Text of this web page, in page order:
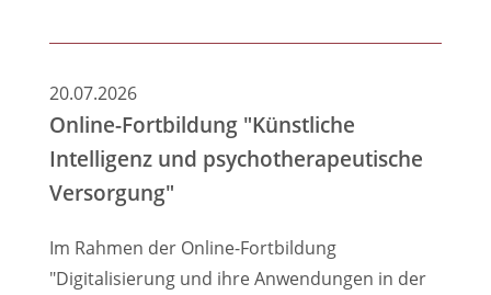
Berlin
2026
20.07.2026
Online-Fortbildung "Künstliche
Intelligenz und psychotherapeutische
Versorgung"
Im Rahmen der Online-Fortbildung
"Digitalisierung und ihre Anwendungen in der